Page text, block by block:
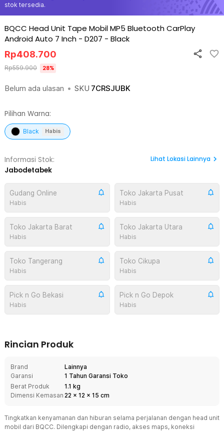
stok tersedia.
BQCC Head Unit Tape Mobil MP5 Bluetooth CarPlay
Android Auto 7 Inch - D207 - Black
Belum ada ulasan • SKU 7CRSJUBK
Rp408.700
Rp559.900 28%
Pilihan Warna:
Black Habis
Informasi Stok:
Jabodetabek
Lihat Lokasi Lainnya
Gudang Online
Habis
Toko Jakarta Pusat
Habis
Toko Jakarta Barat
Habis
Toko Jakarta Utara
Habis
Toko Tangerang
Habis
Toko Cikupa
Habis
Pick n Go Bekasi
Habis
Pick n Go Depok
Habis
Rincian Produk
Brand
Lainnya
Garansi
1 Tahun Garansi Toko
Berat Produk
1.1 kg
Dimensi Kemasan 22 x 12 x 15 cm
Tingkatkan kenyamanan dan hiburan selama perjalanan dengan head unit
mobil dari BQCC. Dilengkapi dengan radio, akses maps, koneksi